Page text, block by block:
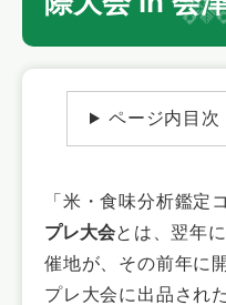
ページ内目次
「米・食味分析鑑定
プレ大会とは、翌年
催地が、その前年に
プレ大会に出品され